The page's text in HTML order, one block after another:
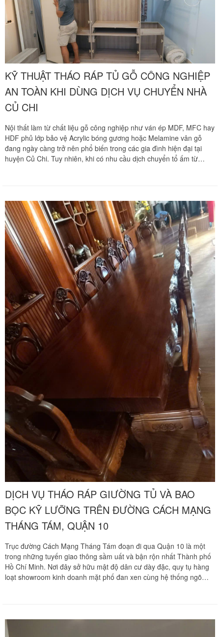
nhà trọn gói chuyên nghiệp với quy trình tháo lắp và bọc lót tủ gỗ
siêu khắt khe, cam kết bảo vệ tài sản của gia đình bạn an toàn
tuyệt đối. Quý khách hàng cần tư vấn phương án thi công nhanh
chóng và nhận báo giá ưu đãi tốt nhất hãy gọi ngay hotline hỗ trợ
liên tục 24 trên 7 qua số 0913 371 378 hoặc 0972 366 628 để nhận
phản hồi siêu tốc từ đội ngũ Khôi Nguyên.
KỸ THUẬT THÁO RÁP TỦ GỖ CÔNG NGHIỆP
AN TOÀN KHI DÙNG DỊCH VỤ CHUYỂN NHÀ
CỦ CHI
Nội thất làm từ chất liệu gỗ công nghiệp như ván ép MDF, MFC hay
HDF phủ lớp bảo vệ Acrylic bóng gương hoặc Melamine vân gỗ
đang ngày càng trở nên phổ biến trong các gia đình hiện đại tại
huyện Củ Chi. Tuy nhiên, khi có nhu cầu dịch chuyển tổ ấm từ
nguyên khối dẻo dai, gỗ công nghiệp có kết cấu phôi gỗ dăm liên
kết bằng keo nên rất giòn, dễ bị lờn ren ốc vít hoặc vỡ nứt kết cấu
mộng nếu quá trình tháo lắp không đúng kỹ thuật. Chuyển nhà
Khôi Nguyên mang đến giải pháp chuyển nhà trọn gói chuyên
nghiệp, tích hợp đội thợ mộc lành nghề có thâm niên thực chiến
dày dặn, cam kết mang lại quy trình tháo ráp tủ gỗ công nghiệp an
toàn tuyệt đối cho tổ ấm mới của gia đình bạn. Quý khách hàng
cần tư vấn phương án thi công nhanh chóng và nhận báo giá ưu
đãi tốt nhất hãy gọi ngay hotline hỗ trợ liên tục 24 trên 7 qua số
0913 371 378 hoặc 0972 366 628 để nhận phản hồi siêu tốc từ đội
ngũ Khôi Nguyên.
DỊCH VỤ THÁO RÁP GIƯỜNG TỦ VÀ BAO
BỌC KỸ LƯỠNG TRÊN ĐƯỜNG CÁCH MẠNG
THÁNG TÁM, QUẬN 10
Trục đường Cách Mạng Tháng Tám đoạn đi qua Quận 10 là một
trong những tuyến giao thông sầm uất và bận rộn nhất Thành phố
Hồ Chí Minh. Nơi đây sở hữu mật độ dân cư dày đặc, quy tụ hàng
loạt showroom kinh doanh mặt phố đan xen cùng hệ thống ngõ
nước sơn, nứt vỡ phôi gỗ của các bộ giường tủ cồng kềnh khi vận
chuyển qua các lối đi chật hẹp.